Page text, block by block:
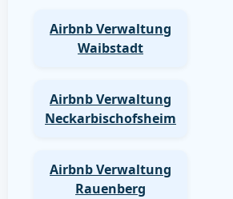
Airbnb Verwaltung
Waibstadt
Airbnb Verwaltung
Neckarbischofsheim
Airbnb Verwaltung
Rauenberg